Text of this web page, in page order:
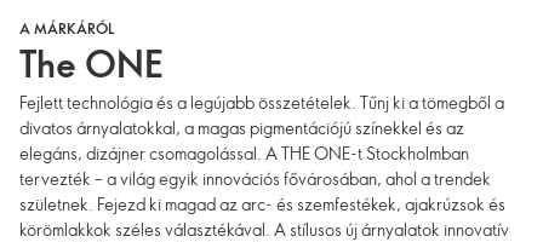
A MÁRKÁRÓL
The ONE
Fejlett technológia és a legújabb összetételek. Tűnj ki a tömegből a
divatos árnyalatokkal, a magas pigmentációjú színekkel és az
elegáns, dizájner csomagolással. A THE ONE-t Stockholmban
tervezték – a világ egyik innovációs fővárosában, ahol a trendek
születnek. Fejezd ki magad az arc- és szemfestékek, ajakrúzsok és
körömlakkok széles választékával. A stílusos új árnyalatok innovatív